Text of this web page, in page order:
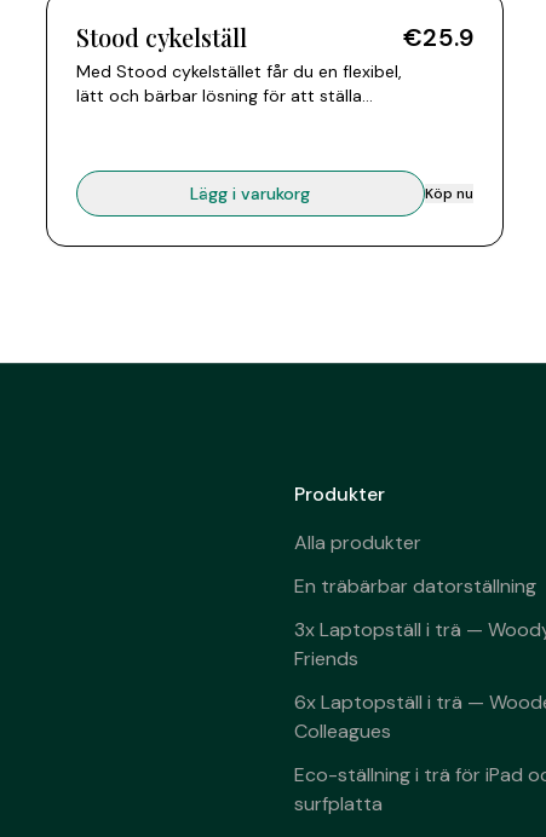
Stood cykelställ
Med Stood cykelstället får du en flexibel,
lätt och bärbar lösning för att ställa
av europeisk bok. EU- och FSC-
certifierat.
€25.9
Lägg i varukorg Köp nu
Produkter
Alla produkter
En träbärbar datorställning
3x Laptopställ i trä —
Friends
6x Laptopställ i trä —
Colleagues
Eco-ställning i trä för iPad
surfplatta